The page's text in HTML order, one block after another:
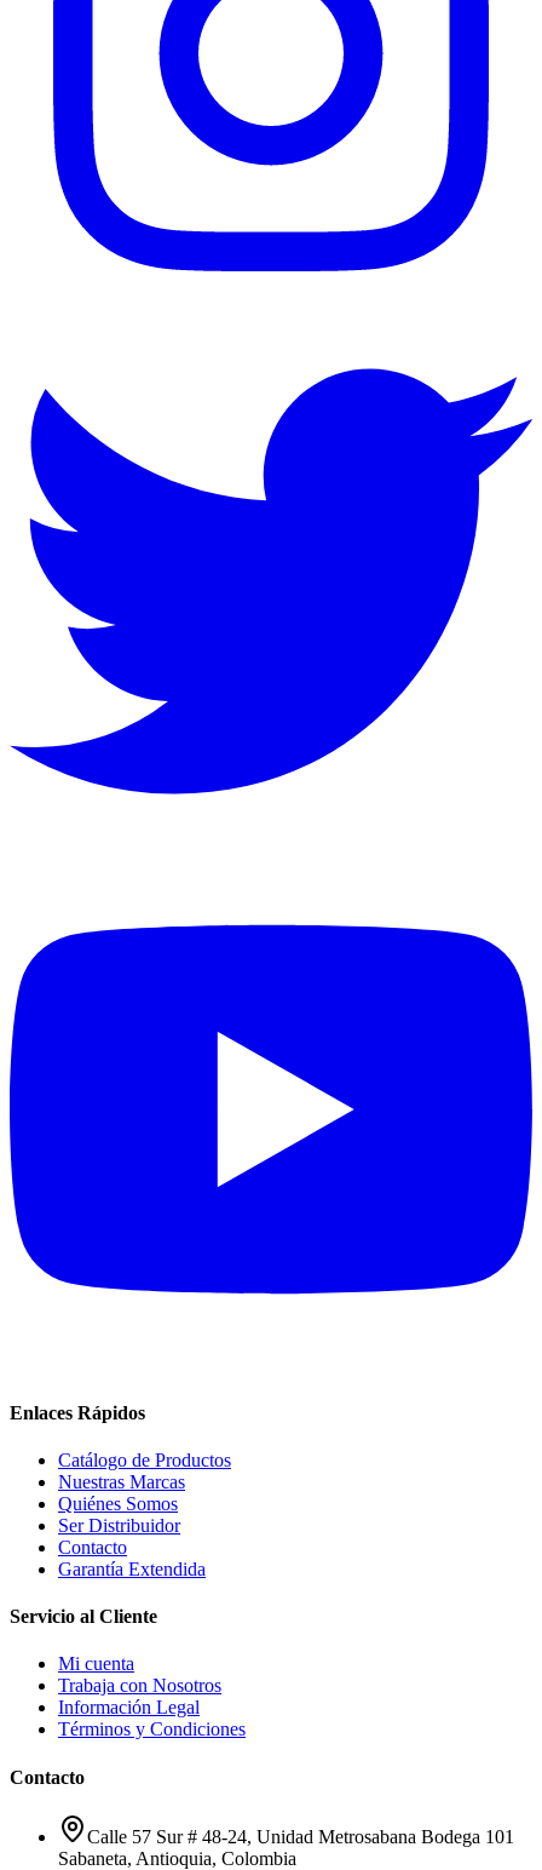
Enlaces Rápidos
Catálogo de Productos
Nuestras Marcas
Quiénes Somos
Ser Distribuidor
Contacto
Garantía Extendida
Servicio al Cliente
Mi cuenta
Trabaja con Nosotros
Información Legal
Términos y Condiciones
Contacto
Calle 57 Sur # 48-24, Unidad Metrosabana Bodega 101
Sabaneta, Antioquia, Colombia